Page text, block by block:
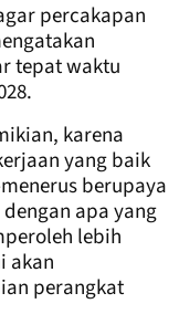
percakapan
tepat waktu
karena
yang baik
berupaya
apa yang
lebih
akan
perangkat